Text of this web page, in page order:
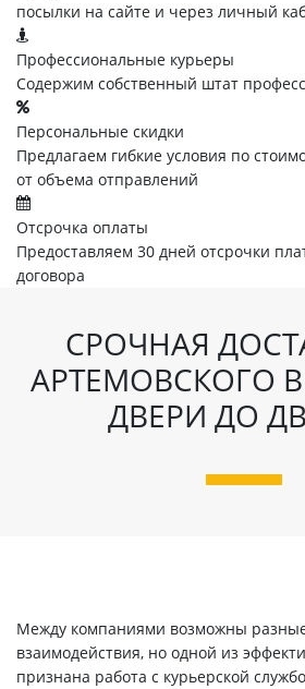
посылки на сайте и через личный
Профессиональные курьеры
Содержим собственный штат
Персональные скидки
Предлагаем гибкие условия по
от объема отправлений
Отсрочка оплаты
Предоставляем 30 дней отсрочки
договора
СРОЧНАЯ
АРТЕМОВСКОГО
ДВЕРИ ДО
Между компаниями возможны
взаимодействия, но одной из
признана работа с курьерской